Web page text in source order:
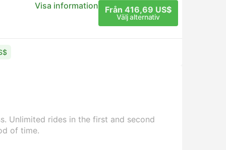
Visa information Från 416,69 US$
Välj alternativ
Unlimited rides in the first and second
of time.